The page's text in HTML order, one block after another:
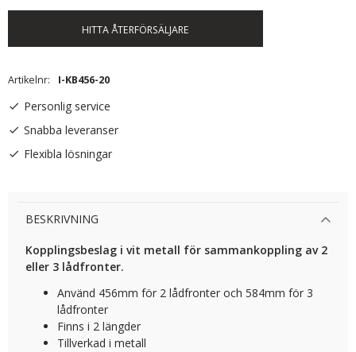
HITTA ÅTERFÖRSÄLJARE
Artikelnr I-KB456-20
Personlig service
Snabba leveranser
Flexibla lösningar
BESKRIVNING
Kopplingsbeslag i vit metall för sammankoppling av 2
eller 3 lådfronter.
Använd 456mm för 2 lådfronter och 584mm för 3
lådfronter
Finns i 2 längder
Tillverkad i metall